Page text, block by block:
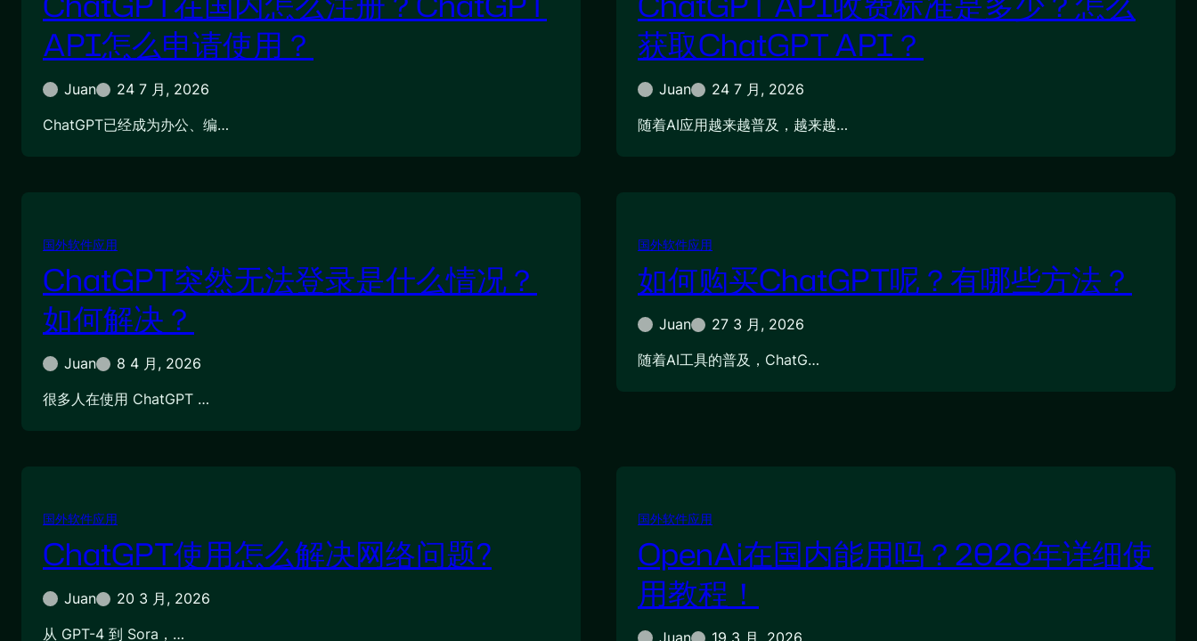
API怎么申请使用？
Juan
24 7 月, 2026
ChatGPT已经成为办公、编…
获取ChatGPT API？
Juan
24 7 月, 2026
随着AI应用越来越普及，越来越…
国外软件应用
ChatGPT突然无法登录是什么情况？
如何解决？
Juan
8 4 月, 2026
很多人在使用 ChatGPT …
国外软件应用
如何购买ChatGPT呢？有哪些方法？
Juan
27 3 月, 2026
随着AI工具的普及，ChatG…
国外软件应用
ChatGPT使用怎么解决网络问题?
Juan
20 3 月, 2026
从 GPT-4 到 Sora，…
国外软件应用
OpenAi在国内能用吗？2026年详细使
用教程！